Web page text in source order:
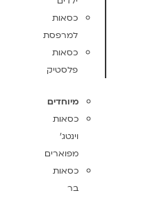
כסאות
למרפסת
כסאות
פלסטיק
מיוחדים
כסאות
וינטג'
מפוארים
כסאות
בר